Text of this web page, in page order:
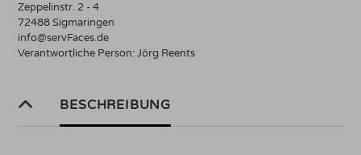
Zeppelinstr. 2 - 4
72488 Sigmaringen
info@servFaces.de
Verantwortliche Person:Jörg Reents
BESCHREIBUNG